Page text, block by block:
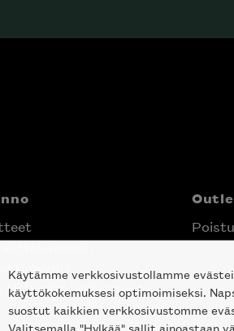
Helsingin keskustassa
Käytämme verkkosivustollamme
käyttökokemuksesi optimoimiseksi.
suostut kaikkien verkkosivustomme
Valitsemalla "Hylkää" sallit ainoastaan